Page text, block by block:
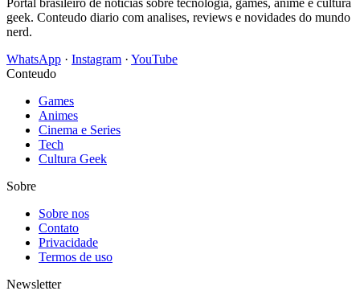
Portal brasileiro de noticias sobre tecnologia, games, anime e cultura
geek. Conteudo diario com analises, reviews e novidades do mundo
nerd.
WhatsApp · Instagram · YouTube
Conteudo
Games
Animes
Cinema e Series
Tech
Cultura Geek
Sobre
Sobre nos
Contato
Privacidade
Termos de uso
Newsletter